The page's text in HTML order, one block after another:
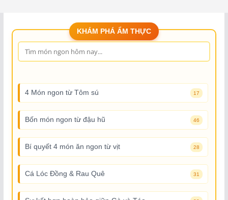
KHÁM PHÁ ẨM THỰC
4 Món ngon từ Tôm sú 17
Bốn món ngon từ đậu hũ 46
Bí quyết 4 món ăn ngon từ vịt 28
Cá Lóc Đồng & Rau Quê 31